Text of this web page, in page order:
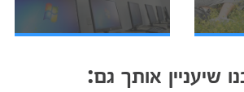
שיעניין אותך גם: